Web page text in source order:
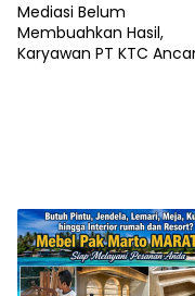
Mediasi Belum
Membuahkan Hasil,
Karyawan PT KTC